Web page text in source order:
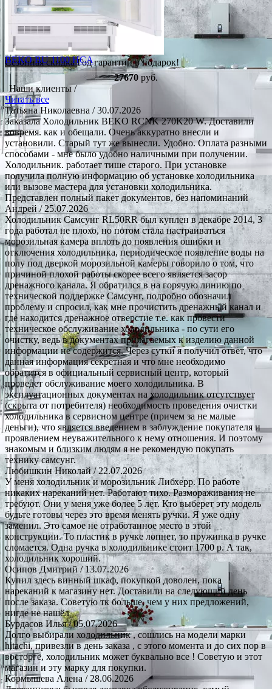
Сезонная скидкаГод гарантии в подарок!
BEKO BU 1100 HCA
27670 руб.
Наши клиенты /
Читать все
Татьяна Николаевна / 30.07.2026
Заказала Холодильник BEKO RCNK 270K20 W. Доставили
вовремя. как и обещали. Очень аккуратно внесли и
установили. Старый тут же вынесли. Удобно. Оплата разными
способами - мне было удобно наличными при получении.
Холодильник. работает тише старого. При установке
получила полную информацию об установке холодильника
или вызове мастера для установки холодильника.
Представлен полный пакет документов, без напоминаний
Андрей/ 25.07.2026
Холодильник Самсунг RL50RR был куплен в декабре 2014, 3
года работал не плохо, но потом стала настраиваться
морозильная камера вплоть до появления ошибки и
отключения холодильника, периодическое появление воды на
полу под дверкой морозильной камеры говорило о том, что
причиной плохой работы скорее всего является засор
дренажного канала. Я обратился в на горячую линию по
технической поддержке Самсунг, подробно обозначил
проблему и спросил, как мне прочистить дренажный канал и
где находится дренажное отверстие т.е. как провести
техническое обслуживание холодильника - по сути его
очистку, ведь в документах прилагаемых к изделию данной
информации не содержится. Через сутки я получил ответ, что
данная информация секретная и что мне необходимо
обратится в официальный сервисный центр, который
проведет обслуживание моего холодильника. В
эксплуатационных документах на холодильник отсутствует
(скрыта от потребителя) необходимость проведения очистки
холодильника в сервисном центре (причем за не малые
деньги), что является введением в заблуждение покупателя и
проявлением неуважительного к нему отношения. И поэтому
знакомым и близким людям я не рекомендую покупать
технику самсунг.
Любишкин Николай/ 22.07.2026
У меня холодильник и морозильник Либхерр. По работе
никаких нареканий нет. Работают тихо. Размораживания не
требуют. Они у меня уже более 5 лет. Кто выберет эту модель
будьте готовы через это время менять ручки. Я уже одну
заменил. Это самое не отработанное место в этой
конструкции. То пластик в ручке лопнет, то пружинка в ручке
сломается. Одна ручка в холодильнике стоит 1700 р. А так,
холодильник хороший.
Осипов Дмитрий/ 13.07.2026
Купил здесь винный шкаф, покупкой доволен, пока
нареканий к магазину нет. Доставили на следующий день
после заказа. Советую тк больше, чем у них предложений,
нигде не нашёл
Бурдасов Илья/ 05.07.2026
Долго выбирали холодильник , сошлись на модели марки
hitachi, привезли в день заказа , с этого момента и до сих пор в
восторге, холодильник может буквально все ! Советую и этот
магазин и эту марку для покупки.
Кормышева Алена / 28.06.2026